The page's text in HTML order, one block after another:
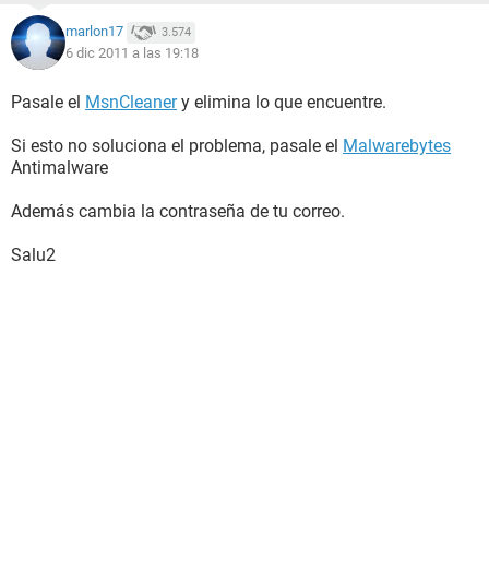
marlon17 3.574
6 dic 2011 a las 19:18
Pasale el MsnCleanery elimina lo que encuentre.
Si esto no soluciona el problema, pasale el Malwarebytes
Antimalware
Además cambia la contraseña de tu correo.
Salu2